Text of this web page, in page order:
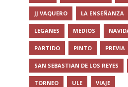
JJ VAQUERO LA ENSEÑANZA
LEGANES MEDIOS
PARTIDO PINTO PREVIA
SAN SEBASTIAN DE LOS REYES
TORNEO ULE VIAJE